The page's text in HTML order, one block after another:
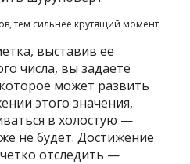
тем сильнее крутящий момент
выставив ее
числа, вы задаете
может развить
этого значения,
в холостую —
не будет. Достижение
отследить —